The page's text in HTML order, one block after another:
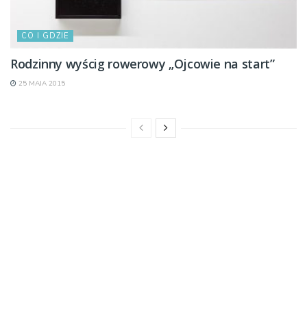
CO I GDZIE
Rodzinny wyścig rowerowy „Ojcowie na start”
25 MAJA 2015